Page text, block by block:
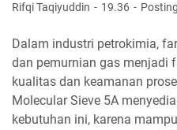
Rifqi Taqiyuddin 19.36
Dalam industri petrokimia,
dan pemurnian gas menjadi
kualitas dan keamanan
Molecular Sieve 5A
kebutuhan ini, karena